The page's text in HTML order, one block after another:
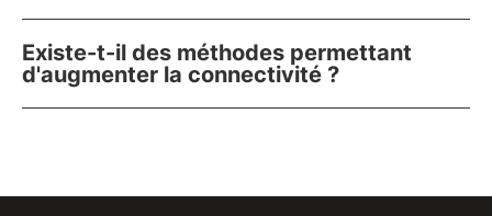
Existe-t-il des méthodes permettant
d'augmenter la connectivité ?